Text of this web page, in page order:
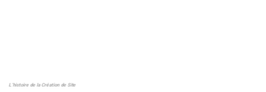
L’histoire de la Création de Site